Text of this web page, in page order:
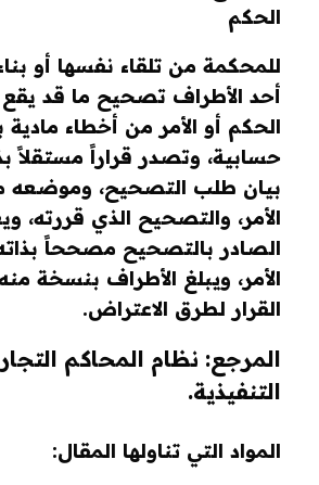
الحكم
للمحكمة من تلقاء نفسها أو
أحد الأطراف تصحيح ما قد
الحكم أو الأمر من أخطاء مادية
حسابية، وتصدر قراراً
بيان طلب التصحيح، وموضعه
الأمر، والتصحيح الذي قررته،
الصادر بالتصحيح مصححاً
الأمر، ويبلغ الأطراف بنسخة
القرار لطرق الاعتراض.
المرجع: نظام المحاكم
التنفيذية.
المواد التي تناولها المقال: